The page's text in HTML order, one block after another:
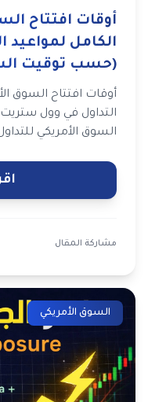
أوقات افتتاح
الكامل لمواعيد
(حسب توقيت
أوقات افتتاح السوق
التداول في وول
مشاركة المقال
السوق الأمريكي